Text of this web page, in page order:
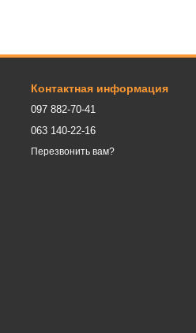
Контактная информация
097 882-70-41
063 140-22-16
Перезвонить вам?